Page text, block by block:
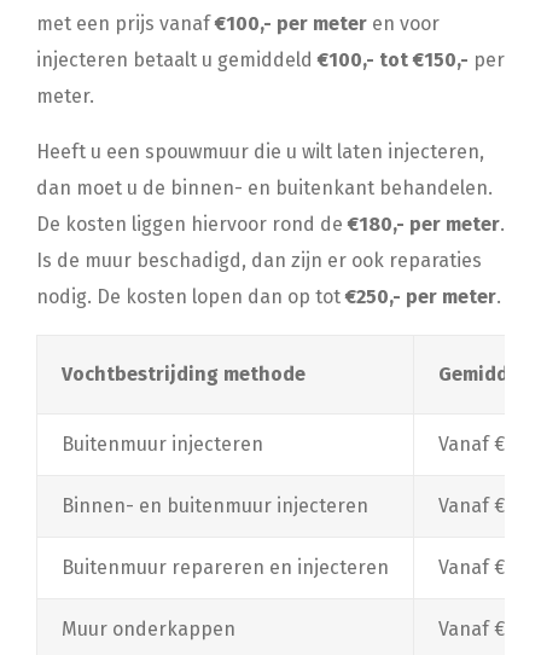
met een prijs vanaf€100,- per meter en voor
injecteren betaalt u gemiddeld€100,- tot €150,- per
meter.
Heeft u een spouwmuur die u wilt laten injecteren,
dan moet u de binnen- en buitenkant behandelen.
De kosten liggen hiervoor rond de€180,- per meter.
Is de muur beschadigd, dan zijn er ook reparaties
nodig. De kosten lopen dan op tot€250,- per meter.
Vochtbestrijding methode
Buitenmuur injecteren Vanaf
Binnen- en buitenmuur injecteren Vanaf
Buitenmuur repareren en injecteren Vanaf
Muur onderkappen Vanaf